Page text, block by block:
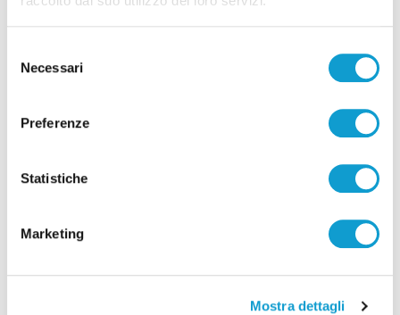
delNecessari
Preferenze
Statistiche
Marketing
Mostra dettagli